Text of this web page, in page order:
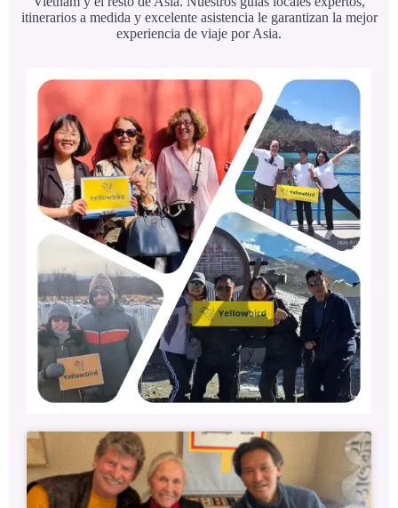
itinerarios a medida y excelente asistencia le garantizan la mejor
experiencia de viaje por Asia.